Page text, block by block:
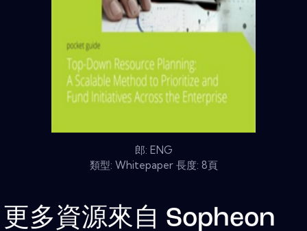
郎: ENG
類型: Whitepaper 長度: 8頁
更多資源來自 Sopheon